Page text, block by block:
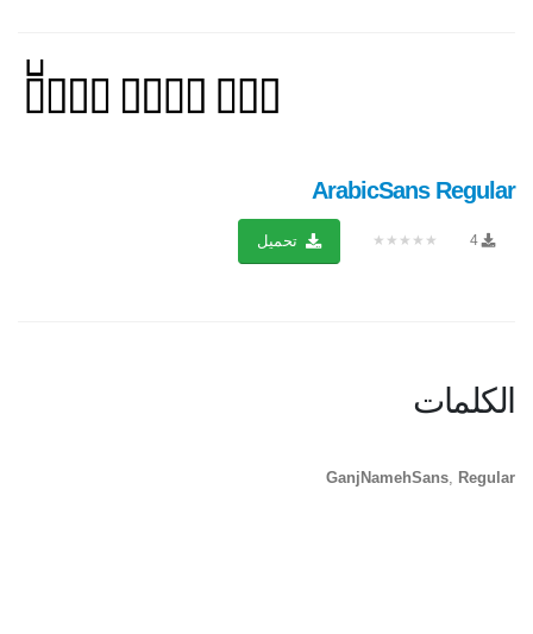
ArabicSans Regular
4
★★★★★ تحميل
الكلمات
GanjNamehSans Regular